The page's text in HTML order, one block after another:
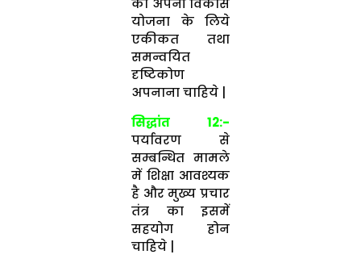
को अपनी विकास
योजना के लिये
एकीकत तथा
समन्वयित
दृष्टिकोण
अपनाना चाहिये |
सिद्धांत 12:-
पर्यावरण से
सम्बन्धित मामले
में शिक्षा आवश्यक
है और मुख्य प्रचार
तंत्र का इसमें
सहयोग होन
चाहिये |